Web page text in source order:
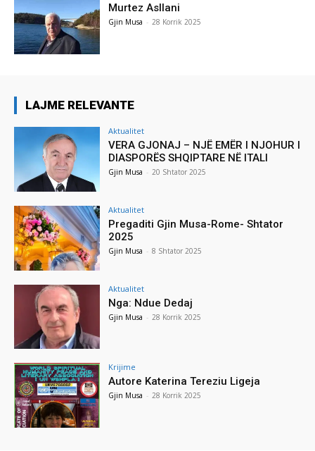
Murtez Asllani
Gjin Musa - 28 Korrik 2025
LAJME RELEVANTE
Aktualitet
VERA GJONAJ – NJË EMËR I NJOHUR I
DIASPORËS SHQIPTARE NË ITALI
Gjin Musa - 20 Shtator 2025
Aktualitet
Pregaditi Gjin Musa-Rome- Shtator
2025
Gjin Musa - 8 Shtator 2025
Aktualitet
Nga: Ndue Dedaj
Gjin Musa - 28 Korrik 2025
Krijime
Autore Katerina Tereziu Ligeja
Gjin Musa - 28 Korrik 2025